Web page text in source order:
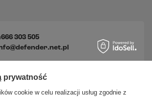
666 303 505
prywatność
cookie w celu realizacji usług zgodnie z